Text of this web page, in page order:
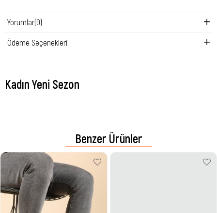
Yorumlar(0)
Ödeme Seçenekleri
Kadın Yeni Sezon
Benzer Ürünler